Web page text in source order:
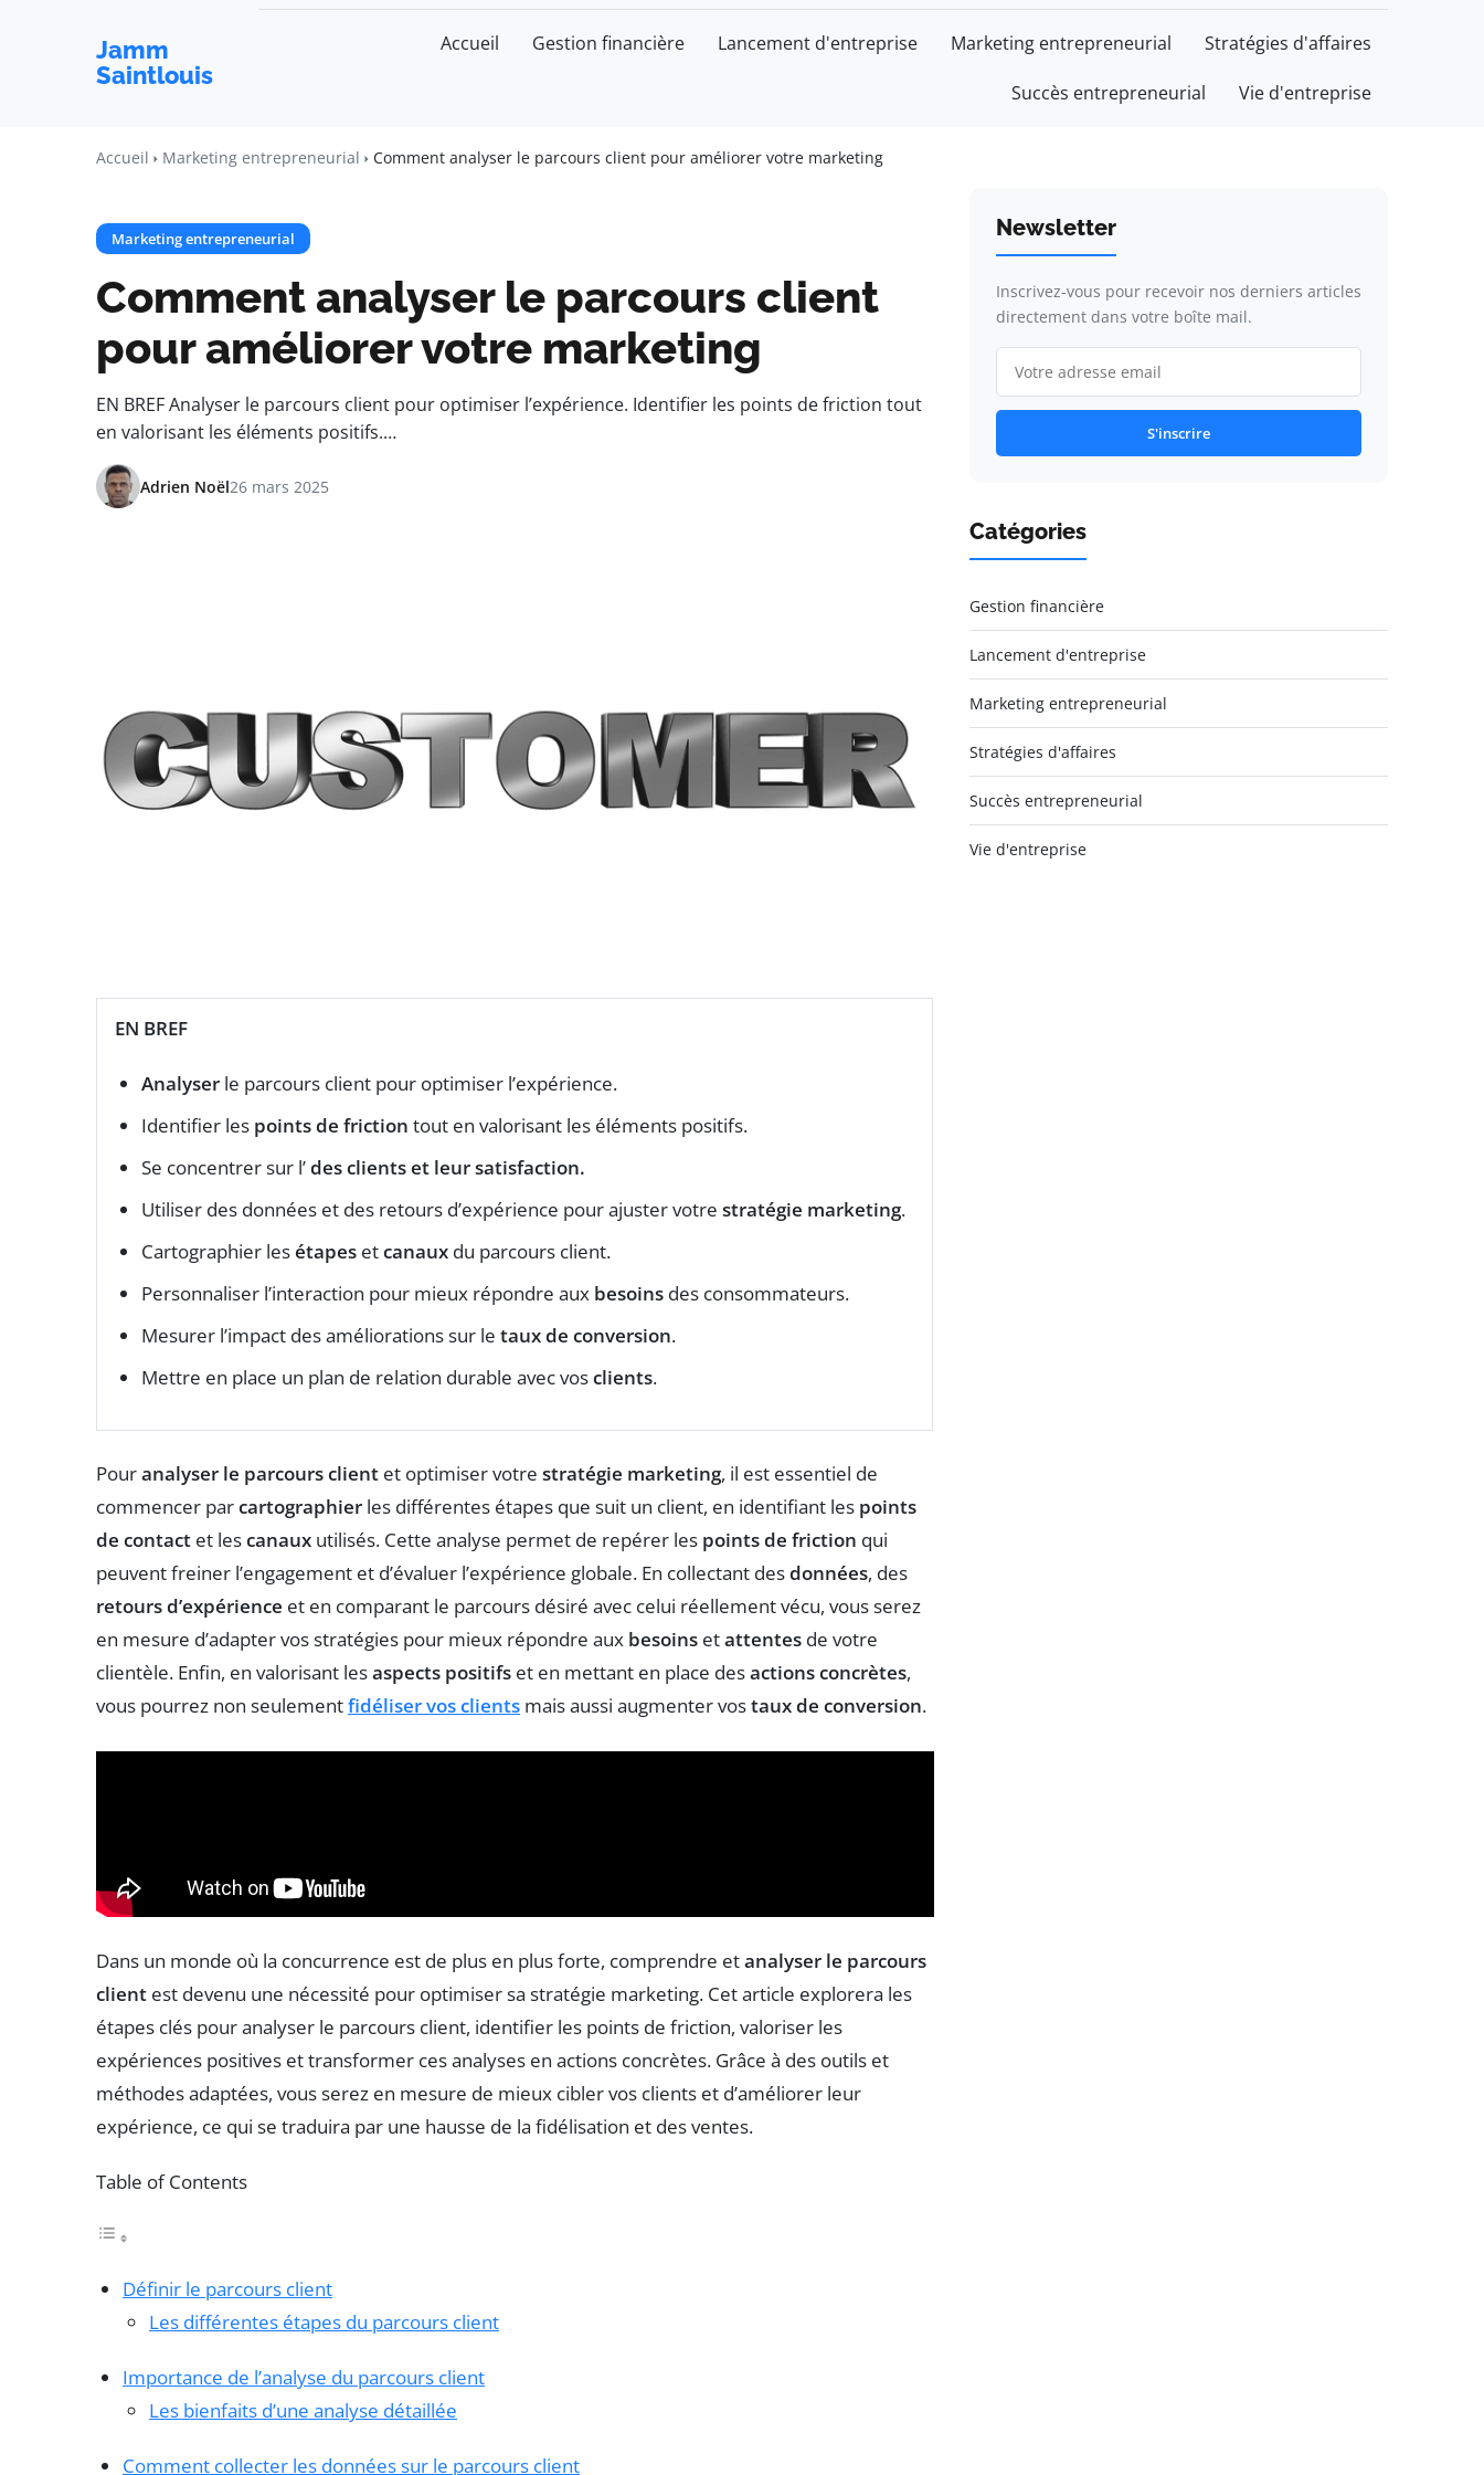
Jamm
Saintlouis
Accueil Gestion financière Lancement d'entreprise Marketing entrepreneurial Stratégies d'affaires
Succès entrepreneurial Vie d'entreprise
Accueil Marketing entrepreneurial Comment analyser le parcours client pour améliorer votre marketing
Marketing entrepreneurial
Comment analyser le parcours client
pour améliorer votre marketing
EN BREF Analyser le parcours client pour optimiser l’expérience. Identifier les points de friction tout
en valorisant les éléments positifs.…
Adrien Noël26 mars 2025
EN BREF
Analyser le parcours client pour optimiser l’expérience.
Identifier les points de friction tout en valorisant les éléments positifs.
Se concentrer sur l’des clients et leursatisfaction.
Utiliser des données et des retours d’expérience pour ajuster votre stratégie marketing.
Cartographier lesétapes etcanaux du parcours client.
Personnaliser l’interaction pour mieux répondre aux besoins des consommateurs.
Mesurer l’impact des améliorations sur le taux de conversion.
Mettre en place un plan de relation durable avec vosclients.
Pouranalyser le parcours client et optimiser votre stratégie marketing, il est essentiel de
commencer parcartographier les différentes étapes que suit un client, en identifiant les points
de contact et lescanaux utilisés. Cette analyse permet de repérer les points de friction qui
peuvent freiner l’engagement et d’évaluer l’expérience globale. En collectant desdonnées, des
retours d’expérience et en comparant le parcours désiré avec celui réellement vécu, vous serez
en mesure d’adapter vos stratégies pour mieux répondre aux besoins etattentes de votre
clientèle. Enfin, en valorisant lesaspects positifs et en mettant en place desactions concrètes,
vous pourrez non seulementfidéliser vos clients mais aussi augmenter vostaux de conversion.
Dans un monde où la concurrence est de plus en plus forte, comprendre etanalyser le parcours
client est devenu une nécessité pour optimiser sa stratégie marketing. Cet article explorera les
étapes clés pour analyser le parcours client, identifier les points de friction, valoriser les
expériences positives et transformer ces analyses en actions concrètes. Grâce à des outils et
méthodes adaptées, vous serez en mesure de mieux cibler vos clients et d’améliorer leur
expérience, ce qui se traduira par une hausse de la fidélisation et des ventes.
Table of Contents
Définir le parcours client
Les différentes étapes du parcours client
Importance de l’analyse du parcours client
Les bienfaits d’une analyse détaillée
Comment collecter les données sur le parcours client
Newsletter
Inscrivez-vous pour recevoir nos derniers articles
directement dans votre boîte mail.
S'inscrire
Catégories
Gestion financière
Lancement d'entreprise
Marketing entrepreneurial
Stratégies d'affaires
Succès entrepreneurial
Vie d'entreprise